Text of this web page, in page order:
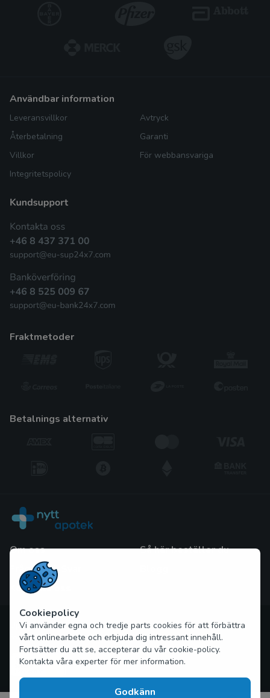
användbar information
Leveransvillkor
Återbetalning
Villkor
Integritetspolicy
Avtryck
Garanti
För webbansvariga
fraktmetoder
betalnings alternativ
Om oss
Frågor och Svar
Kontakta oss
Så här beställer du
Upphovsrätt © 2026 nytt-apotek.com Alla rättigheter
förbehållna
Cookiepolicy
Vi använder egna och tredje parts cookies för att förbättra
vårt onlinearbete och erbjuda dig intressant innehåll.
Fortsätter du att se, accepterar du vår cookie-policy.
Kontakta våra experter för mer information.
Godkänn